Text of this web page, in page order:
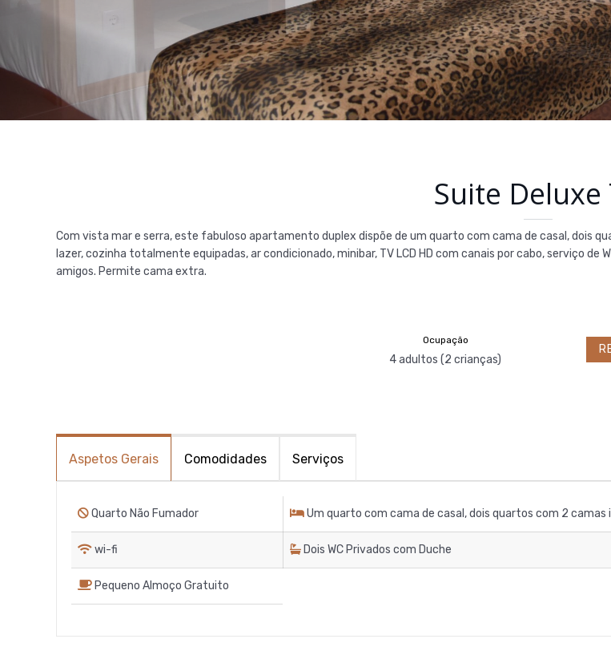
Suite Deluxe
Com vista mar e serra, este fabuloso apartamento duplex dispõe de um quarto com cama de casal, dois
lazer, cozinha totalmente equipadas, ar condicionado, minibar, TV LCD HD com canais por cabo, serviço
amigos. Permite cama extra.
Ocupação
4 adultos (2 crianças)
Aspetos Gerais Comodidades Serviços
Quarto Não Fumador Um quarto com cama de casal, dois quartos com 2 camas
wi-fi Dois WC Privados com Duche
Pequeno Almoço Gratuito